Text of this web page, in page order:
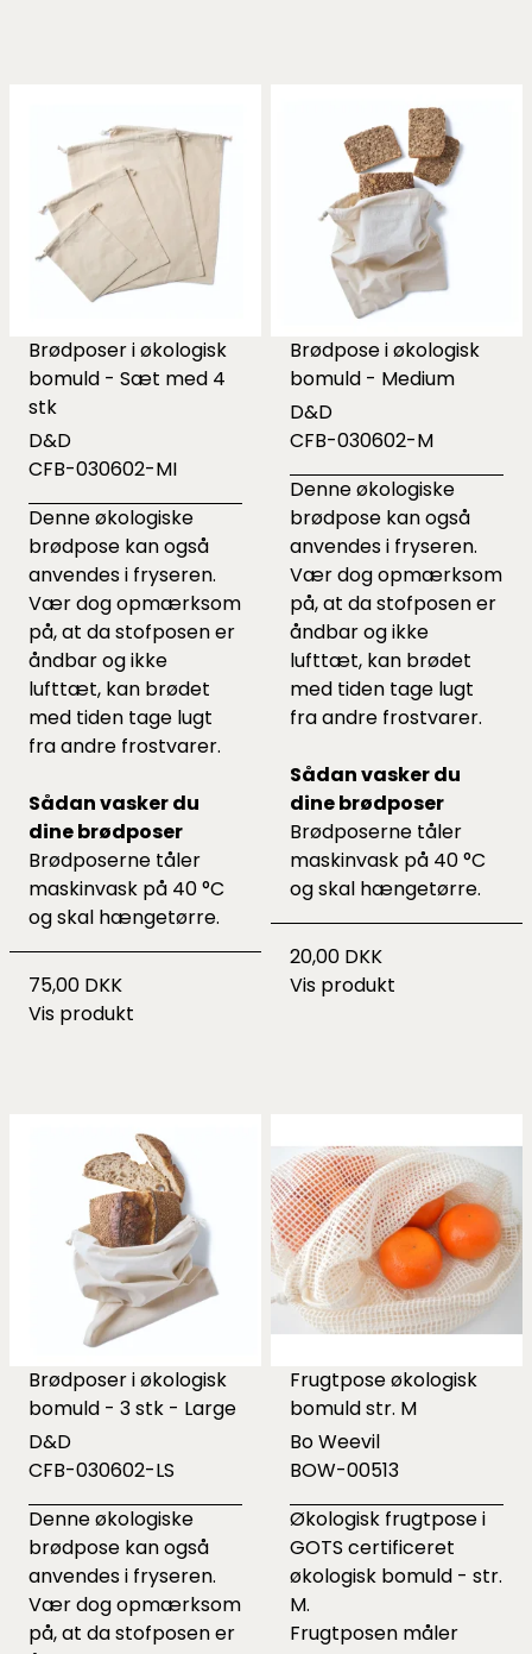
Brødposer i økologisk
bomuld - Sæt med 4
stk
D&D
CFB-030602-MI
Denne økologiske
brødpose kan også
anvendes i fryseren.
Vær dog opmærksom
på, at da stofposen er
åndbar og ikke
lufttæt, kan brødet
med tiden tage lugt
fra andre frostvarer.
Sådan vasker du
dine brødposer
Brødposerne tåler
maskinvask på 40 °C
og skal hængetørre.
75,00 DKK
Vis produkt
Brødpose i økologisk
bomuld - Medium
D&D
CFB-030602-M
Denne økologiske
brødpose kan også
anvendes i fryseren.
Vær dog opmærksom
på, at da stofposen er
åndbar og ikke
lufttæt, kan brødet
med tiden tage lugt
fra andre frostvarer.
Sådan vasker du
dine brødposer
Brødposerne tåler
maskinvask på 40 °C
og skal hængetørre.
20,00 DKK
Vis produkt
Brødposer i økologisk
bomuld - 3 stk - Large
D&D
CFB-030602-LS
Denne økologiske
brødpose kan også
anvendes i fryseren.
Vær dog opmærksom
på, at da stofposen er
Frugtpose økologisk
bomuld str. M
Bo Weevil
BOW-00513
Økologisk frugtpose i
GOTS certificeret
økologisk bomuld - str.
M.
Frugtposen måler